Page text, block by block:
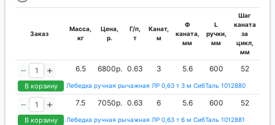
Заказ
Масса,
кг
Цена,
р.
Г/п,
т
Канат,
м
Ф
каната,
мм
L
ручки,
мм
Шаг
каната
за
цикл,
мм
В корзину
6.5 6800р. 0.63 3 5.6 600 52
Лебедка ручная рычажная ЛР 0,63 т 3 м СибТаль 1012880
В корзину
7.5 7050р. 0.63 6 5.6 600 52
Лебедка ручная рычажная ЛР 0,63 т 6 м СибТаль 1012881